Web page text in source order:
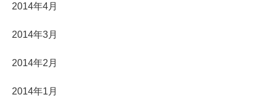
2014年4月
2014年3月
2014年2月
2014年1月